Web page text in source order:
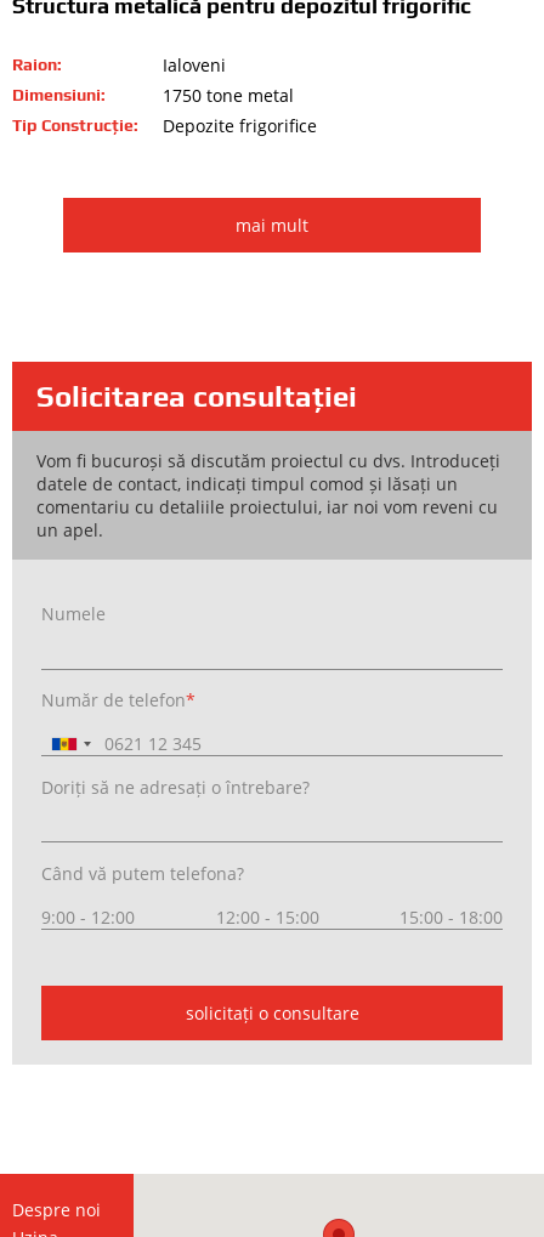
Raion: Ialoveni
Dimensiuni: 1750 tone metal
Tip Construcție: Depozite frigorifice
mai mult
Solicitarea consultației
Vom fi bucuroși să discutăm proiectul cu dvs. Introduceți
datele de contact, indicați timpul comod și lăsați un
comentariu cu detaliile proiectului, iar noi vom reveni cu
un apel.
Numele
Număr de telefon*
Doriți să ne adresați o întrebare?
Când vă putem telefona?
9:00 - 12:00
12:00 - 15:00 15:00 - 18:00
solicitați o consultare
Despre noi